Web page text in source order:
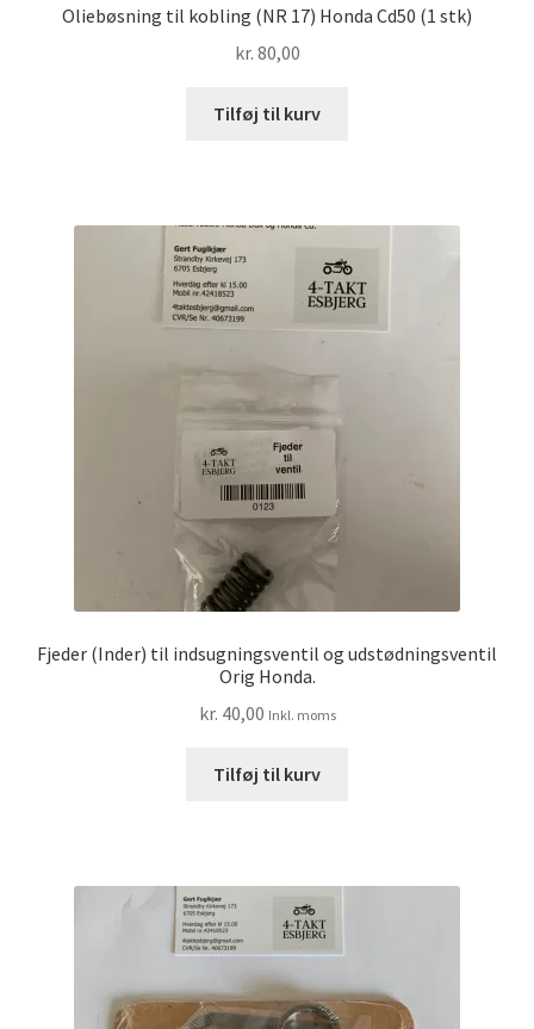
Oliebøsning til kobling (NR 17) Honda Cd50 (1 stk)
kr. 80,00
Tilføj til kurv
Fjeder (Inder) til indsugningsventil og udstødningsventil
Orig Honda.
kr. 40,00 Inkl. moms
Tilføj til kurv